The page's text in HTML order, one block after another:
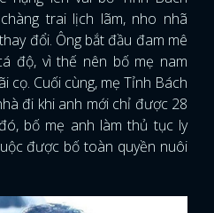
trai lịch lãm, nho nhã
đổi. Ông bắt đầu đam mê
độ, vì thế nên bố mẹ nam
cọ. Cuối cùng, mẹ Tỉnh Bách
đi khi anh mới chỉ được 28
bố mẹ anh làm thủ tục ly
được bố toàn quyền nuôi